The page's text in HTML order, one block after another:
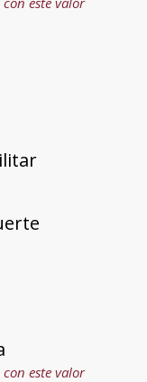
este valor